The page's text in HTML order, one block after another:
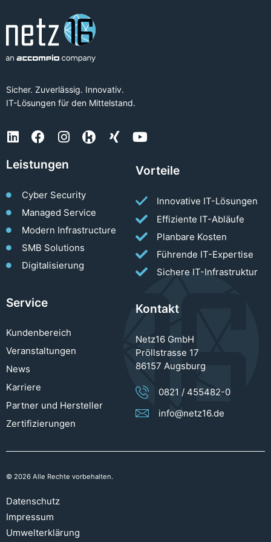
Sicher. Zuverlässig. Innovativ.
IT-Lösungen für den Mittelstand.
Leistungen
Cyber Security
Managed Service
Modern Infrastructure
SMB Solutions
Digitalisierung
Vorteile
Innovative IT-Lösungen
Effiziente IT-Abläufe
Planbare Kosten
Führende IT-Expertise
Sichere IT-Infrastruktur
Service
Kundenbereich
Veranstaltungen
News
Karriere
Partner und Hersteller
Zertifizierungen
Kontakt
Netz16 GmbH
Pröllstrasse 17
86157 Augsburg
0821 / 455482-0
info@netz16.de
© 2026 Alle Rechte vorbehalten.
Datenschutz
Impressum
Umwelterklärung